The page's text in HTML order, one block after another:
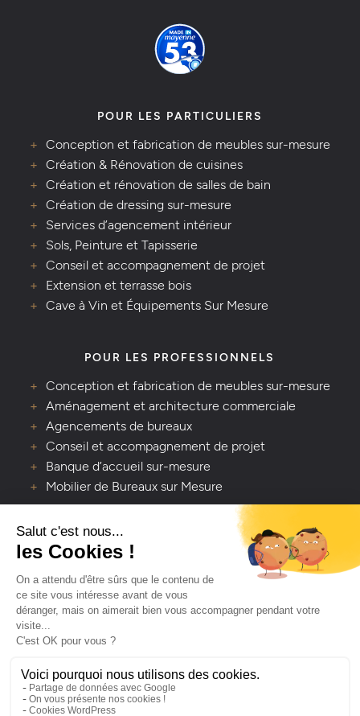
POUR LES PARTICULIERS
Conception et fabrication de meubles sur-mesure
Création & Rénovation de cuisines
Création et rénovation de salles de bain
Création de dressing sur-mesure
Services d’agencement intérieur
Sols, Peinture et Tapisserie
Conseil et accompagnement de projet
Extension et terrasse bois
Cave à Vin et Équipements Sur Mesure
POUR LES PROFESSIONNELS
Conception et fabrication de meubles sur-mesure
Aménagement et architecture commerciale
Agencements de bureaux
Conseil et accompagnement de projet
Banque d’accueil sur-mesure
Mobilier de Bureaux sur Mesure
VOUS AVEZ UNE QUESTION ?
Lavaleur - Artisan créateur d’espaces de vie
Depuis 1978, Lavaleur transforme vos espaces avec
passion et savoir-faire. Contactez-nous pour un projet
clé en main, du sol au plafond.
NOUS CONTACTER